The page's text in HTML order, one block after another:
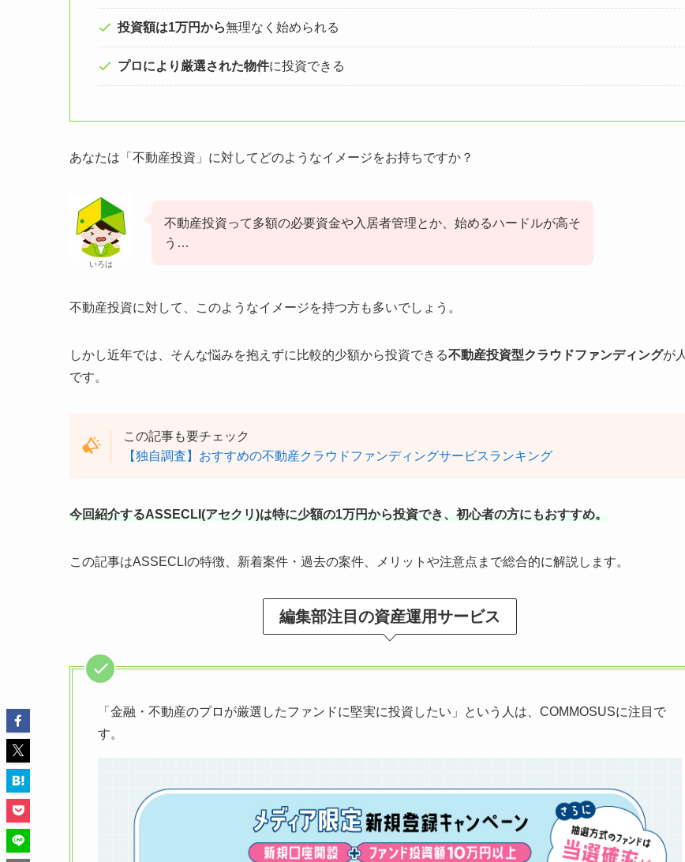
投資額は1万円から無理なく始められる
プロにより厳選された物件に投資できる
あなたは「不動産投資」に対してどのようなイメージをお持ちですか？
いろは
不動産投資って多額の必要資金や入居者管理とか、始めるハードルが高そ
う…
不動産投資に対して、このようなイメージを持つ方も多いでしょう。
しかし近年では、そんな悩みを抱えずに比較的少額から投資できる不動産投資型クラウドファンディングが
です。
この記事も要チェック
【独自調査】おすすめの不動産クラウドファンディングサービスランキング
今回紹介するASSECLI(アセクリ)は特に少額の1万円から投資でき、初心者の方にもおすすめ。
この記事はASSECLIの特徴、新着案件・過去の案件、メリットや注意点まで総合的に解説します。
編集部注目の資産運用サービス
「金融・不動産のプロが厳選したファンドに堅実に投資したい」という人は、COMMOSUSに注目で
す。